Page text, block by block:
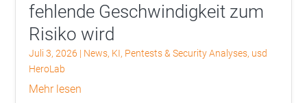
fehlende Geschwindigkeit zum
Risiko wird
Juli 3, 2026 | News, KI, Pentests & Security Analyses, usd
HeroLab
mehr lesen